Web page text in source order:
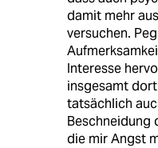
damit mehr
versuchen.
Interesse
insgesamt
tatsächlich
Beschneidung
die mir Angst